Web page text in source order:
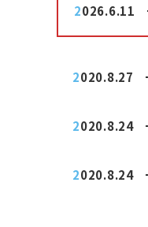
2026.6.11
2020.8.27
2020.8.24
2020.8.24